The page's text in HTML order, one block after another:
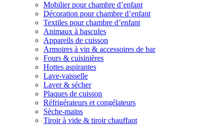
Mobilier pour chambre d’enfant
Décoration pour chambre d’enfant
Textiles pour chambre d’enfant
Animaux à bascules
Appareils de cuisson
Armoires à vin & accessoires de bar
Fours & cuisinières
Hottes aspirantes
Lave-vaisselle
Laver & sécher
Plaques de cuisson
Réfrigérateurs et congélateurs
Sèche-mains
Tiroir à vide & tiroir chauffant